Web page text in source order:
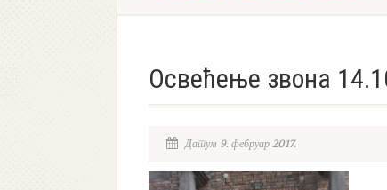
Освећење звона
Датум 9. фебруар 2017.